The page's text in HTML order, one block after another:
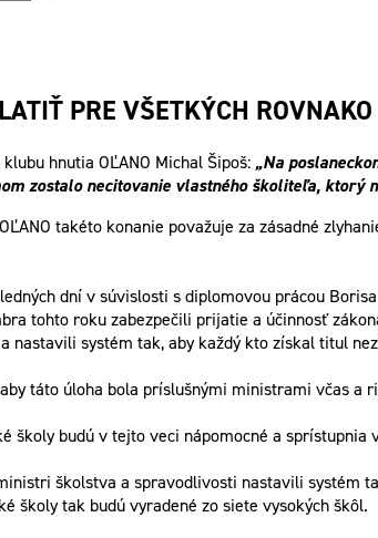
PRE VŠETKÝCH ROVNAKO
hnutia OĽANO Michal Šipoš: „Na
zostalo necitovanie vlastného školiteľa, ktorý
takéto konanie považuje za zásadné
dní v súvislosti s diplomovou prácou
tohto roku zabezpečili prijatie a účinnosť
nastavili systém tak, aby každý kto získal titul
táto úloha bola príslušnými ministrami včas a
školy budú v tejto veci nápomocné a
školstva a spravodlivosti nastavili systém
školy tak budú vyradené zo siete vysokých škôl.